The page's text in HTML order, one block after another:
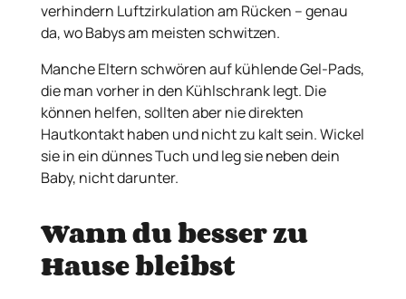
verhindern Luftzirkulation am Rücken – genau
da, wo Babys am meisten schwitzen.
Manche Eltern schwören auf kühlende Gel-Pads,
die man vorher in den Kühlschrank legt. Die
können helfen, sollten aber nie direkten
Hautkontakt haben und nicht zu kalt sein. Wickel
sie in ein dünnes Tuch und leg sie neben dein
Baby, nicht darunter.
Wann du besser zu
Hause bleibst